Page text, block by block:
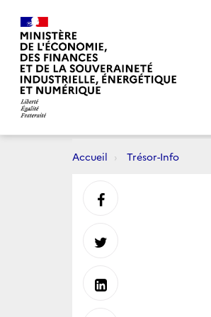
Accueil Trésor-Info
Partager
sur
Partager
sur
Partager